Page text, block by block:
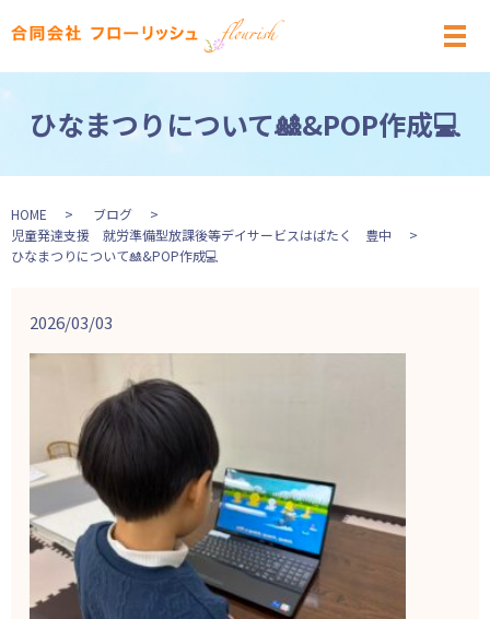
メ
ひなまつりについて🎎&POP作成💻
HOME
ブログ
児童発達支援 就労準備型放課後等デイサービスはばたく 豊中
ひなまつりについて🎎&POP作成💻
2026/03/03